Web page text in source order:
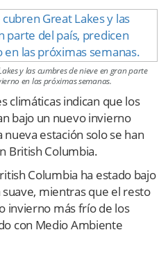
y las cumbres de nieve en gran parte
en las próximas semanas.
climáticas indican que los
bajo un nuevo invierno
estación solo se han
British Columbia.
Columbia ha estado bajo
suave, mientras que el resto
invierno más frío de los
con Medio Ambiente